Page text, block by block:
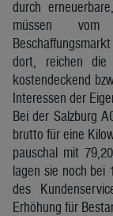
durch
müssen vom
dort, reichen die
kostendeckend
Interessen der
Bei der Salzburg
brutto für eine
pauschal mit
lagen sie noch bei
des
Erhöhung für